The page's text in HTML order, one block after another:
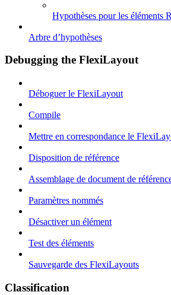
Hypothèses pour les éléments
Arbre d’hypothèses
Debugging the FlexiLayout
Déboguer le FlexiLayout
Compile
Mettre en correspondance le
Disposition de référence
Assemblage de document de
Paramètres nommés
Désactiver un élément
Test des éléments
Sauvegarde des FlexiLayouts
Classification